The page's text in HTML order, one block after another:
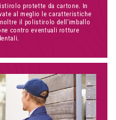
protette da cartone. In
al meglio le caratteristiche
il polistirolo dell'imballo
contro eventuali rotture